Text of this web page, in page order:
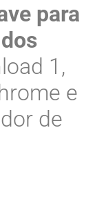
para
1,
e
de